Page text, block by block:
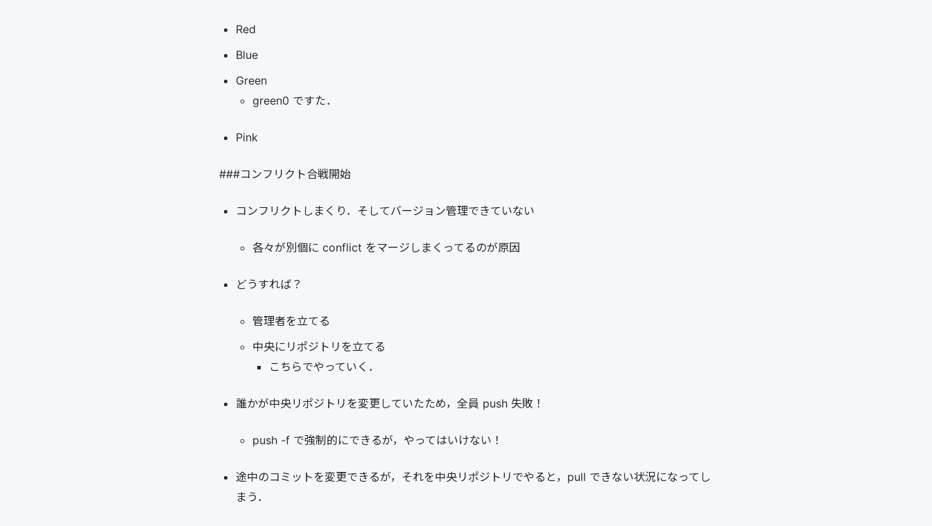
Red
Blue
Green
green0 ですた．
Pink
###コンフリクト合戦開始
コンフリクトしまくり．そしてバージョン管理できていない
各々が別個に conflict をマージしまくってるのが原因
どうすれば？
管理者を立てる
中央にリポジトリを立てる
こちらでやっていく．
誰かが中央リポジトリを変更していたため，全員 push 失敗！
push -f で強制的にできるが，やってはいけない！
途中のコミットを変更できるが，それを中央リポジトリでやると，pull できない状況になってし
まう．